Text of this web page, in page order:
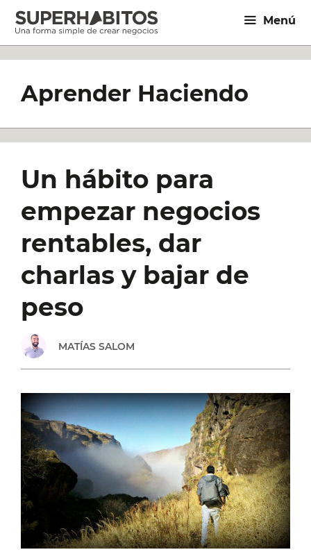
Saltar
contenido
Menú
Aprender Haciendo
Un hábito para
empezar negocios
rentables, dar
charlas y bajar de
peso
MATÍAS SALOM